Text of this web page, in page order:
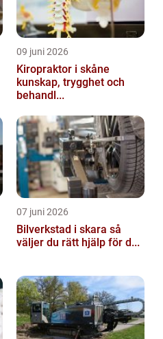
09 juni 2026
Kiropraktor i skåne
kunskap, trygghet och
behandl...
07 juni 2026
Bilverkstad i skara så
väljer du rätt hjälp för d...